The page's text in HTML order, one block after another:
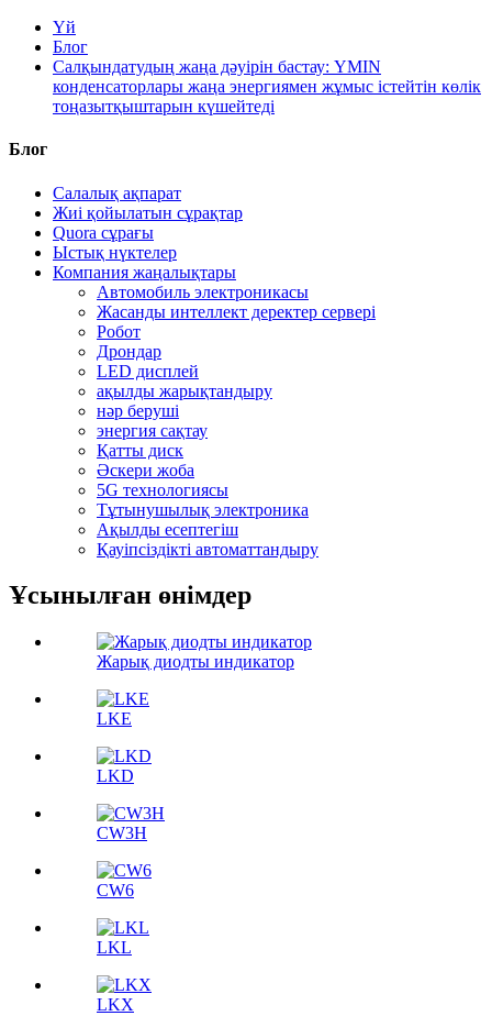
Үй
Блог
Салқындатудың жаңа дәуірін бастау: YMIN
конденсаторлары жаңа энергиямен жұмыс істейтін көлік
тоңазытқыштарын күшейтеді
Блог
Салалық ақпарат
Жиі қойылатын сұрақтар
Quora сұрағы
Ыстық нүктелер
Компания жаңалықтары
Автомобиль электроникасы
Жасанды интеллект деректер сервері
Робот
Дрондар
LED дисплей
ақылды жарықтандыру
нәр беруші
энергия сақтау
Қатты диск
Әскери жоба
5G технологиясы
Тұтынушылық электроника
Ақылды есептегіш
Қауіпсіздікті автоматтандыру
Ұсынылған өнімдер
Жарық диодты индикатор
LKE
LKD
CW3H
CW6
LKL
LKX